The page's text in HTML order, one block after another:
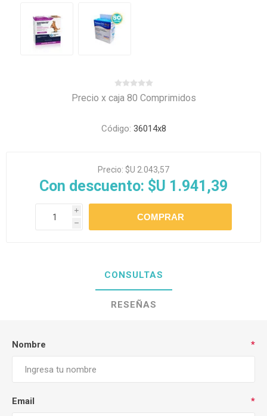
Precio x caja 80 Comprimidos
Código: 36014x8
Precio: $U 2.043,57
Con descuento: $U 1.941,39
i
h
CONSULTAS
RESEÑAS
Nombre *
Email *